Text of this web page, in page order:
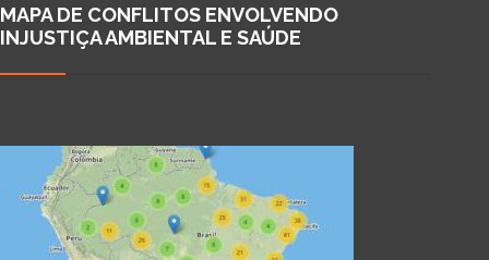
MAPA DE CONFLITOS ENVOLVENDO
INJUSTIÇA AMBIENTAL E SAÚDE